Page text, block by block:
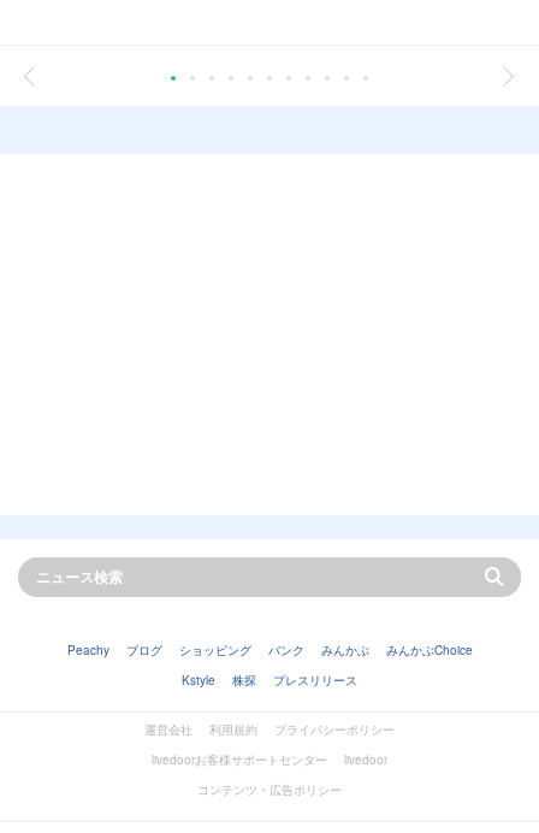
Peachy ブログ ショッピング バンク みんかぶ
みんかぶChoice
Kstyle
株探 プレスリリース
運営会社 利用規約
プライバシーポリシー
livedoorお客様サポートセンター
livedoor
コンテンツ・広告ポリシー